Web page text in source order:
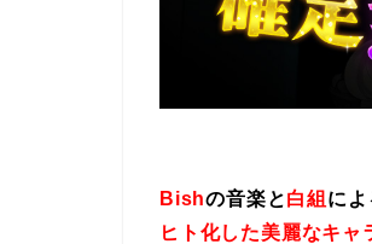
Bishの音楽と白組 によ
ヒト化した美麗なキャ